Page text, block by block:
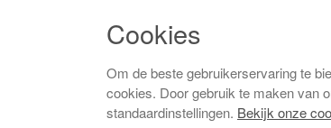
Badkleding
Beenmode
Vermaakkosten
Cookies
Om de beste gebruikerservaring te
cookies. Door gebruik te maken van
standaardinstellingen. Bekijk onze